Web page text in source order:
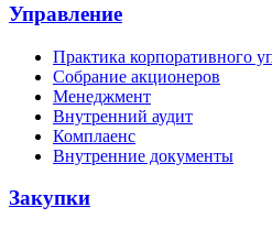
Управление
Практика корпоративного
Собрание акционеров
Менеджмент
Внутренний аудит
Комплаенс
Внутренние документы
Закупки